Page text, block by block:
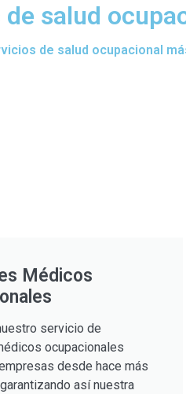
salud
de salud ocupacional
Médicos
servicio de
ocupacionales
desde hace más
así nuestra